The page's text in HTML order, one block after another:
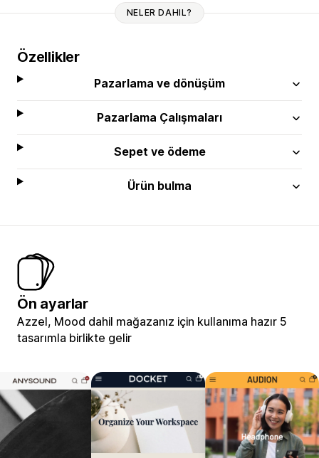
NELER DAHIL?
Özellikler
Pazarlama ve dönüşüm
Pazarlama Çalışmaları
Sepet ve ödeme
Ürün bulma
Ön ayarlar
Azzel, Mood dahil mağazanız için kullanıma hazır 5
tasarımla birlikte gelir